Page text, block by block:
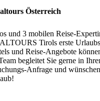
Österreich
und 3 mobilen Reise-
Tirols erste
und Reise-Angebote
begleitet Sie gerne in
Anfrage und